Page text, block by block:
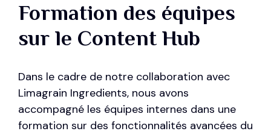
Formation des équipes
sur le Content Hub
Dans le cadre de notre collaboration avec
Limagrain Ingredients, nous avons
accompagné les équipes internes dans une
formation sur des fonctionnalités avancées du